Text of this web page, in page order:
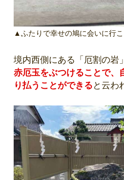
▲ふたりで幸せの鳩に会いに行こ
境内西側にある「厄割の岩
赤厄玉をぶつけることで、
り払うことができる と云わ